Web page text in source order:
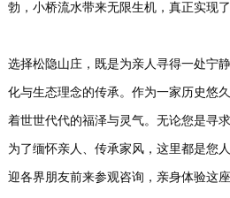
勃，小桥流水带来无限生机，真正实现
选择松隐山庄，既是为亲人寻得一处宁
化与生态理念的传承。作为一家历史悠
着世世代代的福泽与灵气。无论您是寻
为了缅怀亲人、传承家风，这里都是您
迎各界朋友前来参观咨询，亲身体验这